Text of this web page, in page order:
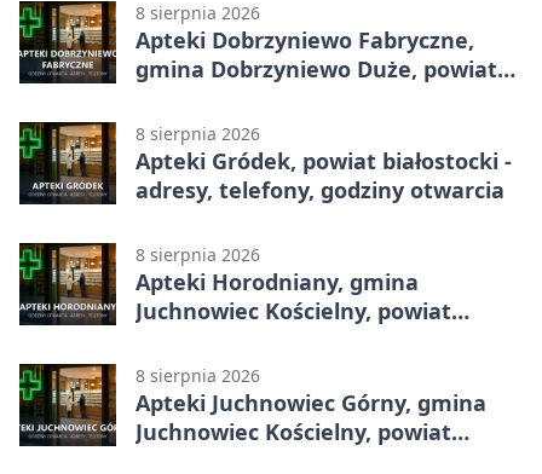
8 sierpnia 2026
Apteki Dobrzyniewo Fabryczne,
gmina Dobrzyniewo Duże, powiat
godziny otwarcia
8 sierpnia 2026
Apteki Gródek, powiat białostocki -
adresy, telefony, godziny otwarcia
8 sierpnia 2026
Apteki Horodniany, gmina
Juchnowiec Kościelny, powiat
godziny otwarcia
8 sierpnia 2026
Apteki Juchnowiec Górny, gmina
Juchnowiec Kościelny, powiat